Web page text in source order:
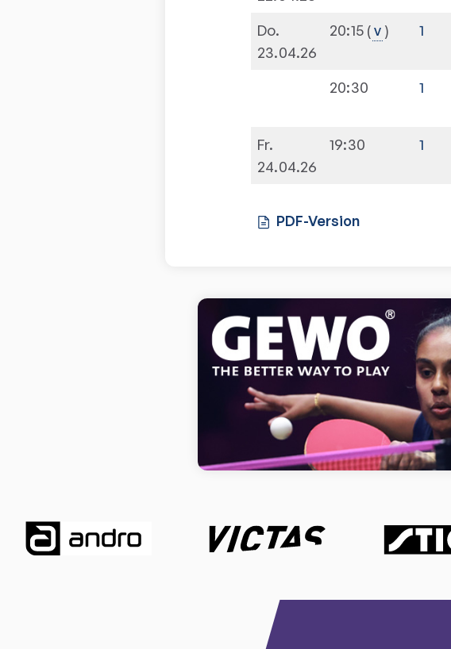
Do.
23.04.26
20:15 v 1
20:30 1
Fr.
24.04.26
19:30 1
PDF-Version